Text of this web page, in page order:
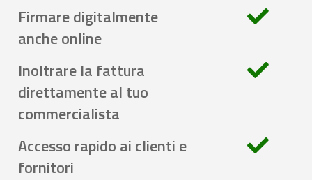
Firmare digitalmente
anche online
Inoltrare la fattura
direttamente al tuo
commercialista
Accesso rapido ai clienti e
fornitori